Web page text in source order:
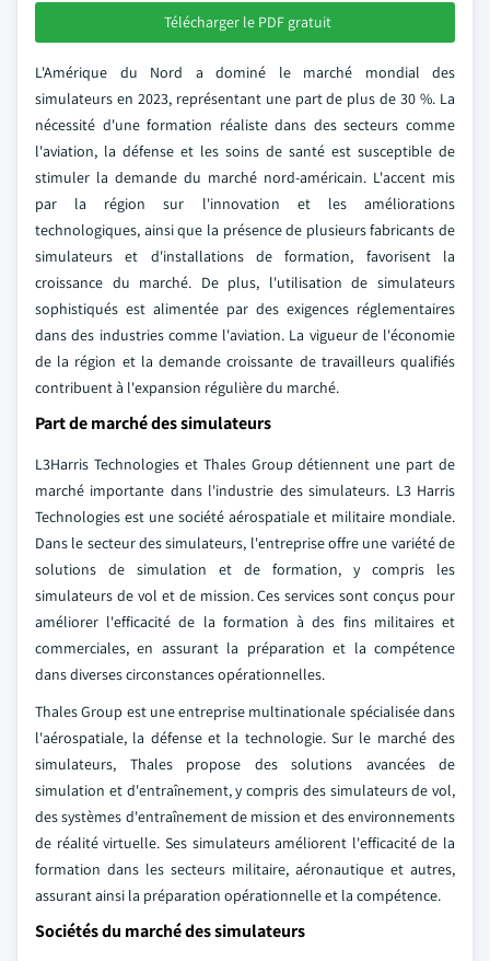
Télécharger le PDF gratuit
L'Amérique du Nord a dominé le marché mondial des
simulateurs en 2023, représentant une part de plus de 30 %. La
nécessité d'une formation réaliste dans des secteurs comme
l'aviation, la défense et les soins de santé est susceptible de
stimuler la demande du marché nord-américain. L'accent mis
par la région sur l'innovation et les améliorations
technologiques, ainsi que la présence de plusieurs fabricants de
simulateurs et d'installations de formation, favorisent la
croissance du marché. De plus, l'utilisation de simulateurs
sophistiqués est alimentée par des exigences réglementaires
dans des industries comme l'aviation. La vigueur de l'économie
de la région et la demande croissante de travailleurs qualifiés
contribuent à l'expansion régulière du marché.
Part de marché des simulateurs
L3Harris Technologies et Thales Group détiennent une part de
marché importante dans l'industrie des simulateurs. L3 Harris
Technologies est une société aérospatiale et militaire mondiale.
Dans le secteur des simulateurs, l'entreprise offre une variété de
solutions de simulation et de formation, y compris les
simulateurs de vol et de mission. Ces services sont conçus pour
améliorer l'efficacité de la formation à des fins militaires et
commerciales, en assurant la préparation et la compétence
dans diverses circonstances opérationnelles.
Thales Group est une entreprise multinationale spécialisée dans
l'aérospatiale, la défense et la technologie. Sur le marché des
simulateurs, Thales propose des solutions avancées de
simulation et d'entraînement, y compris des simulateurs de vol,
des systèmes d'entraînement de mission et des environnements
de réalité virtuelle. Ses simulateurs améliorent l'efficacité de la
formation dans les secteurs militaire, aéronautique et autres,
assurant ainsi la préparation opérationnelle et la compétence.
Sociétés du marché des simulateurs